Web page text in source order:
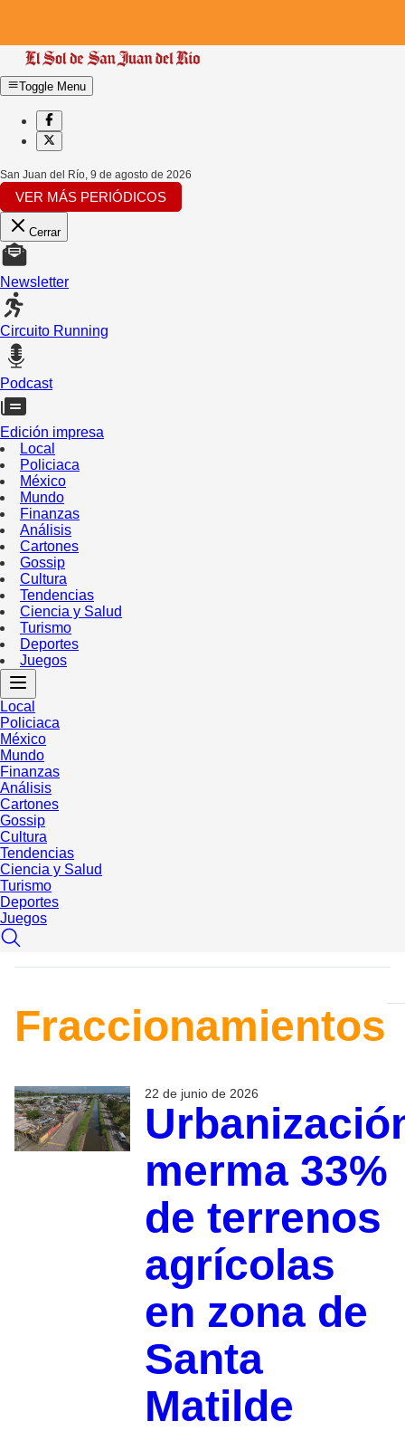
Toggle Menu
San Juan del Río, 9 de agosto de 2026
VER MÁS PERIÓDICOS
Cerrar
Newsletter
Circuito Running
Podcast
Edición impresa
Local
Policiaca
México
Mundo
Finanzas
Análisis
Cartones
Gossip
Cultura
Tendencias
Ciencia y Salud
Turismo
Deportes
Juegos
Local
Policiaca
México
Mundo
Finanzas
Análisis
Cartones
Gossip
Cultura
Tendencias
Ciencia y Salud
Turismo
Deportes
Juegos
Fraccionamientos
22 de junio de 2026
merma 33%
de terrenos
agrícolas
en zona de
Santa
Matilde